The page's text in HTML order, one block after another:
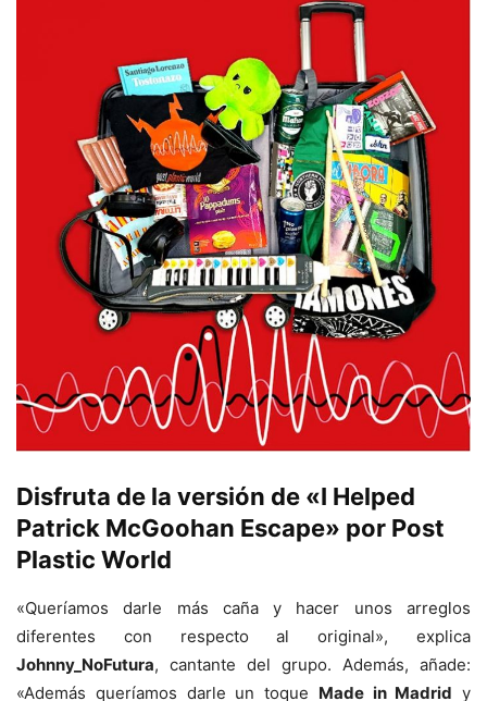
Disfruta de la versión de «I Helped
Patrick McGoohan Escape» por Post
Plastic World
«Queríamos darle más caña y hacer unos arreglos
diferentes con respecto al original», explica
Johnny_NoFutura, cantante del grupo. Además, añade:
«Además queríamos darle un toque Made in Madrid y